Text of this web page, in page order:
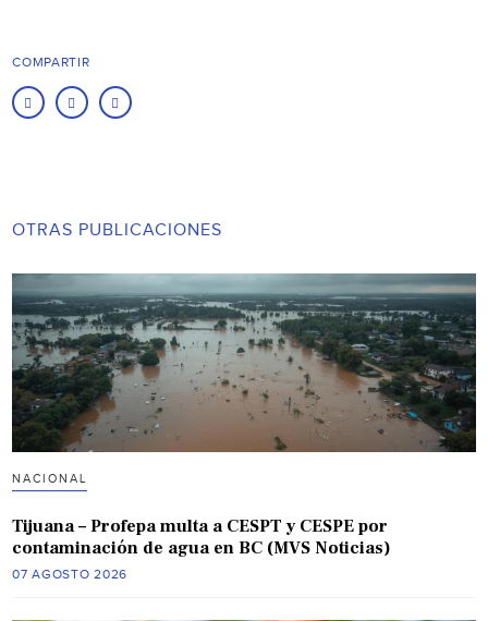
COMPARTIR
OTRAS PUBLICACIONES
NACIONAL
Tijuana – Profepa multa a CESPT y CESPE por
contaminación de agua en BC (MVS Noticias)
07 AGOSTO 2026